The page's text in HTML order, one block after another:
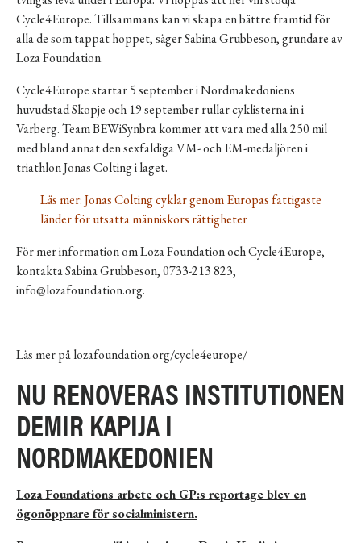
Cycle4Europe. Tillsammans kan vi skapa en bättre framtid för
alla de som tappat hoppet, säger Sabina Grubbeson, grundare av
Loza Foundation.
Cycle4Europe startar 5 september i Nordmakedoniens
huvudstad Skopje och 19 september rullar cyklisterna in i
Varberg.Team BEWiSynbrakommer att vara med alla 250 mil
med bland annat den sexfaldiga VM- och EM-medaljören i
triathlon Jonas Colting i laget.
Läs mer:Jonas Colting cyklar genom Europas fattigaste
länder för utsatta människors rättigheter
För mer information om Loza Foundation och Cycle4Europe,
kontakta Sabina Grubbeson, 0733-213 823,
info@lozafoundation.org.
Läs mer pålozafoundation.org/cycle4europe/
NU RENOVERAS INSTITUTIONEN
DEMIR KAPIJA I
NORDMAKEDONIEN
Loza Foundations arbete och GP:s reportage blev en
ögonöppnare för socialministern.